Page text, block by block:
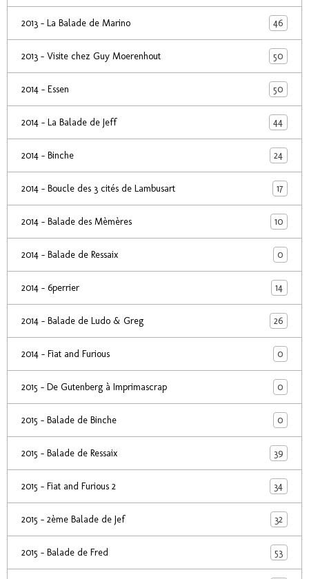
2013 - La Balade de Marino 46
2013 - Visite chez Guy Moerenhout 50
2014 - Essen 50
2014 - La Balade de Jeff 44
2014 - Binche 24
2014 - Boucle des 3 cités de Lambusart 17
2014 - Balade des Mèmères 10
2014 - Balade de Ressaix 0
2014 - 6perrier 14
2014 - Balade de Ludo & Greg 26
2014 - Fiat and Furious 0
2015 - De Gutenberg à Imprimascrap 0
2015 - Balade de Binche 0
2015 - Balade de Ressaix 39
2015 - Fiat and Furious 2 34
2015 - 2ème Balade de Jef 32
2015 - Balade de Fred 53